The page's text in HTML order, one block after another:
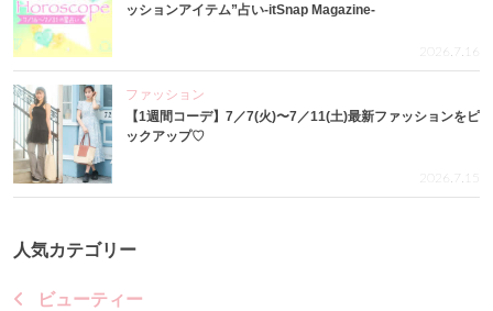
ッションアイテム”占い-itSnap Magazine-
2026.7.16
ファッション
【1週間コーデ】7／7(火)〜7／11(土)最新ファッションをピ
ックアップ♡
2026.7.15
人気カテゴリー
ビューティー